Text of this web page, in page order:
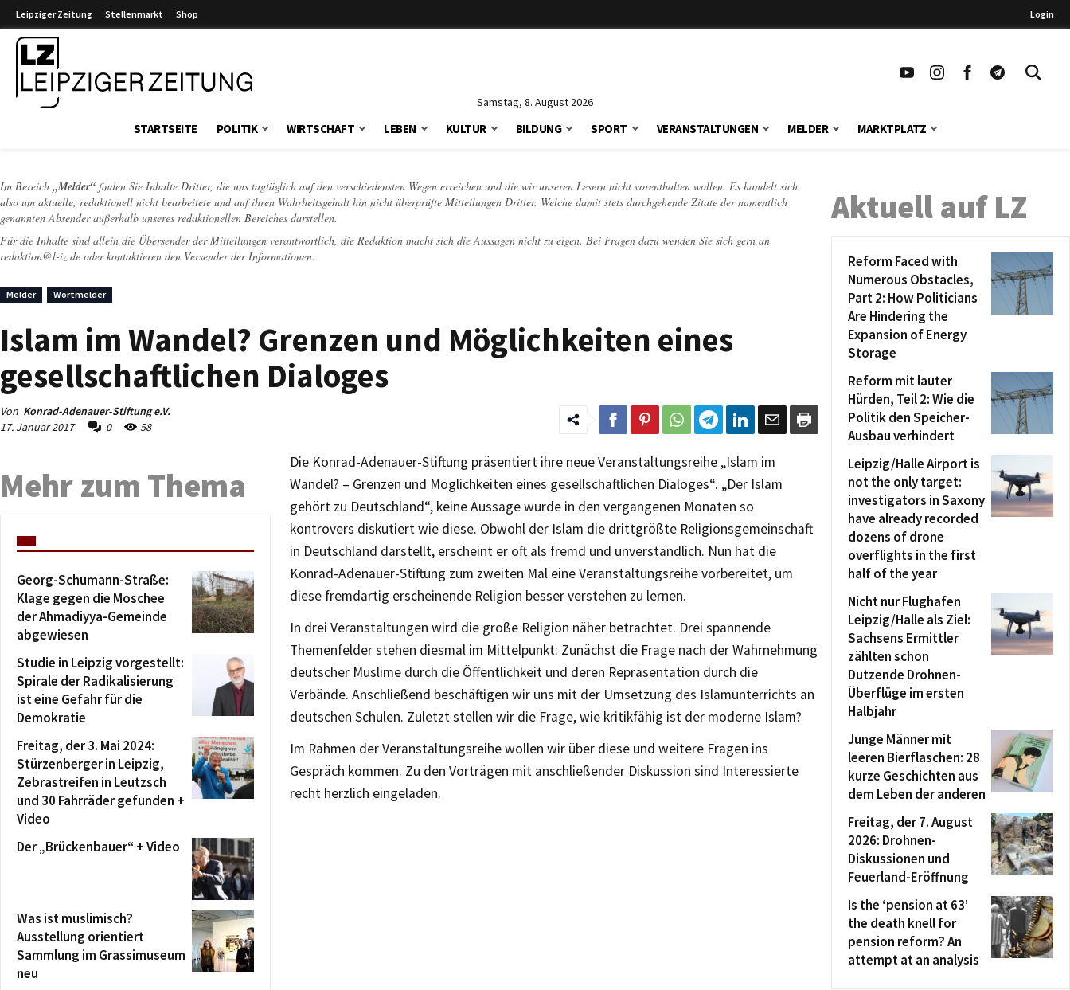
Leipziger Zeitung Stellenmarkt Shop Login
Samstag, 8. August 2026
STARTSEITE POLITIK WIRTSCHAFT LEBEN KULTUR BILDUNG SPORT VERANSTALTUNGEN MELDER MARKTPLATZ
Im Bereich „Melder“ finden Sie Inhalte Dritter, die uns tagtäglich auf den verschiedensten Wegen erreichen und die wir unseren Lesern nicht vorenthalten wollen. Es handelt sich
also um aktuelle, redaktionell nicht bearbeitete und auf ihren Wahrheitsgehalt hin nicht überprüfte Mitteilungen Dritter. Welche damit stets durchgehende Zitate der namentlich
genannten Absender außerhalb unseres redaktionellen Bereiches darstellen.
Für die Inhalte sind allein die Übersender der Mitteilungen verantwortlich, die Redaktion macht sich die Aussagen nicht zu eigen. Bei Fragen dazu wenden Sie sich gern an
redaktion@l-iz.de oder kontaktieren den Versender der Informationen.
Melder Wortmelder
Islam im Wandel? Grenzen und Möglichkeiten eines
gesellschaftlichen Dialoges
Von Konrad-Adenauer-Stiftung e.V.
17. Januar 2017
0 58
Die Konrad-Adenauer-Stiftung präsentiert ihre neue Veranstaltungsreihe „Islam im
Wandel? – Grenzen und Möglichkeiten eines gesellschaftlichen Dialoges“. „Der Islam
gehört zu Deutschland“, keine Aussage wurde in den vergangenen Monaten so
kontrovers diskutiert wie diese. Obwohl der Islam die drittgrößte Religionsgemeinschaft
in Deutschland darstellt, erscheint er oft als fremd und unverständlich. Nun hat die
Konrad-Adenauer-Stiftung zum zweiten Mal eine Veranstaltungsreihe vorbereitet, um
diese fremdartig erscheinende Religion besser verstehen zu lernen.
In drei Veranstaltungen wird die große Religion näher betrachtet. Drei spannende
Themenfelder stehen diesmal im Mittelpunkt: Zunächst die Frage nach der Wahrnehmung
deutscher Muslime durch die Öffentlichkeit und deren Repräsentation durch die
Verbände. Anschließend beschäftigen wir uns mit der Umsetzung des Islamunterrichts an
deutschen Schulen. Zuletzt stellen wir die Frage, wie kritikfähig ist der moderne Islam?
Im Rahmen der Veranstaltungsreihe wollen wir über diese und weitere Fragen ins
Gespräch kommen. Zu den Vorträgen mit anschließender Diskussion sind Interessierte
recht herzlich eingeladen.
Mehr zum Thema
Georg-Schumann-Straße:
Klage gegen die Moschee
der Ahmadiyya-Gemeinde
abgewiesen
Studie in Leipzig vorgestellt:
Spirale der Radikalisierung
ist eine Gefahr für die
Demokratie
Freitag, der 3. Mai 2024:
Stürzenberger in Leipzig,
Zebrastreifen in Leutzsch
und 30 Fahrräder gefunden +
Video
Der „Brückenbauer“ + Video
Was ist muslimisch?
Ausstellung orientiert
Sammlung im Grassimuseum
neu
Aktuell auf LZ
Reform Faced with
Numerous Obstacles,
Part 2: How Politicians
Are Hindering the
Expansion of Energy
Storage
Reform mit lauter
Hürden, Teil 2: Wie die
Politik den Speicher-
Ausbau verhindert
Leipzig/Halle Airport is
not the only target:
investigators in Saxony
have already recorded
dozens of drone
overflights in the first
half of the year
Nicht nur Flughafen
Leipzig/Halle als Ziel:
Sachsens Ermittler
zählten schon
Dutzende Drohnen-
Überflüge im ersten
Halbjahr
Junge Männer mit
leeren Bierflaschen: 28
kurze Geschichten aus
dem Leben der anderen
Freitag, der 7. August
2026: Drohnen-
Diskussionen und
Feuerland-Eröffnung
Is the ‘pension at 63’
the death knell for
pension reform? An
attempt at an analysis